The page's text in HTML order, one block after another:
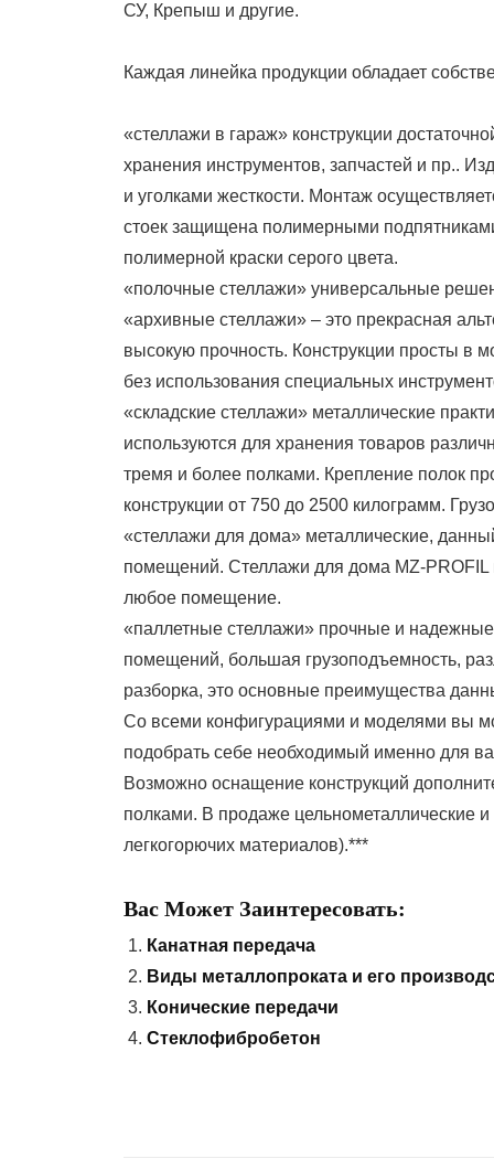
СУ, Крепыш и другие.
Каждая линейка продукции обладает
«стеллажи в гараж» конструкции
хранения инструментов, запчастей и пр..
и уголками жесткости. Монтаж
стоек защищена полимерными
полимерной краски серого цвета.
«полочные стеллажи» универсальные
«архивные стеллажи» – это прекрасная
высокую прочность. Конструкции просты в
без использования специальных
«складские стеллажи» металлические
используются для хранения товаров
тремя и более полками. Крепление полок
конструкции от 750 до 2500 килограмм.
«стеллажи для дома» металлические,
помещений. Стеллажи для дома MZ-PROFIL
любое помещение.
«паллетные стеллажи» прочные и
помещений, большая грузоподъемность,
разборка, это основные преимущества
Со всеми конфигурациями и моделями вы
подобрать себе необходимый именно для
Возможно оснащение конструкций
полками. В продаже цельнометаллические
легкогорючих материалов).***
Вас Может Заинтересовать:
Канатная передача
Виды металлопроката и его
Конические передачи
Стеклофибробетон